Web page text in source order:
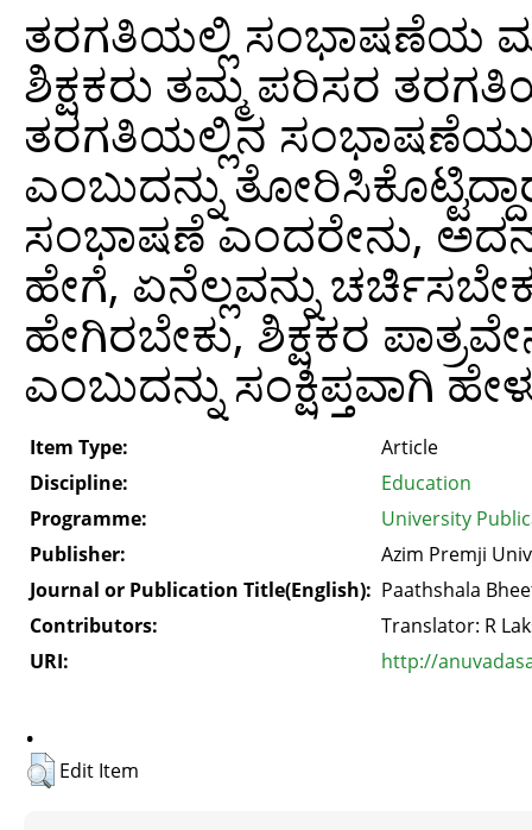
ತರಗತಿಯಲ್ಲಿ ಸಂಭಾಷಣೆಯ
ಶಿಕ್ಷಕರು ತಮ್ಮ ಪರಿಸರ
ತರಗತಿಯಲ್ಲಿನ
ಎಂಬುದನ್ನು
ಸಂಭಾಷಣೆ ಎಂದರೇನು,
ಹೇಗೆ, ಏನೆಲ್ಲವನ್ನು
ಹೇಗಿರಬೇಕು, ಶಿಕ್ಷಕರ
ಎಂಬುದನ್ನು ಸಂಕ್ಷಿಪ್ತವಾಗಿ
Item Type:
Article
Discipline:
Education
Programme:
University
Publisher:
Azim Premji
Journal or Publication Title(English): Paathshala
Contributors:
Translator: R
URI:
http://
.
Edit Item